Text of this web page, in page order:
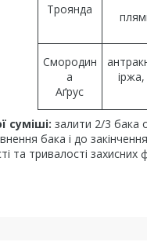
Троянда
Смородин
а
Аґрус
суміші: залити 2/3 бака
бака і до
та тривалості